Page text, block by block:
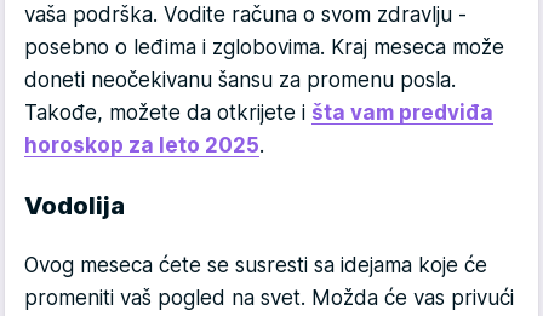
vaša podrška. Vodite računa o svom zdravlju -
posebno o leđima i zglobovima. Kraj meseca može
doneti neočekivanu šansu za promenu posla.
Takođe, možete da otkrijete i šta vam predviđa
horoskop za leto 2025.
Vodolija
Ovog meseca ćete se susresti sa idejama koje će
promeniti vaš pogled na svet. Možda će vas privući